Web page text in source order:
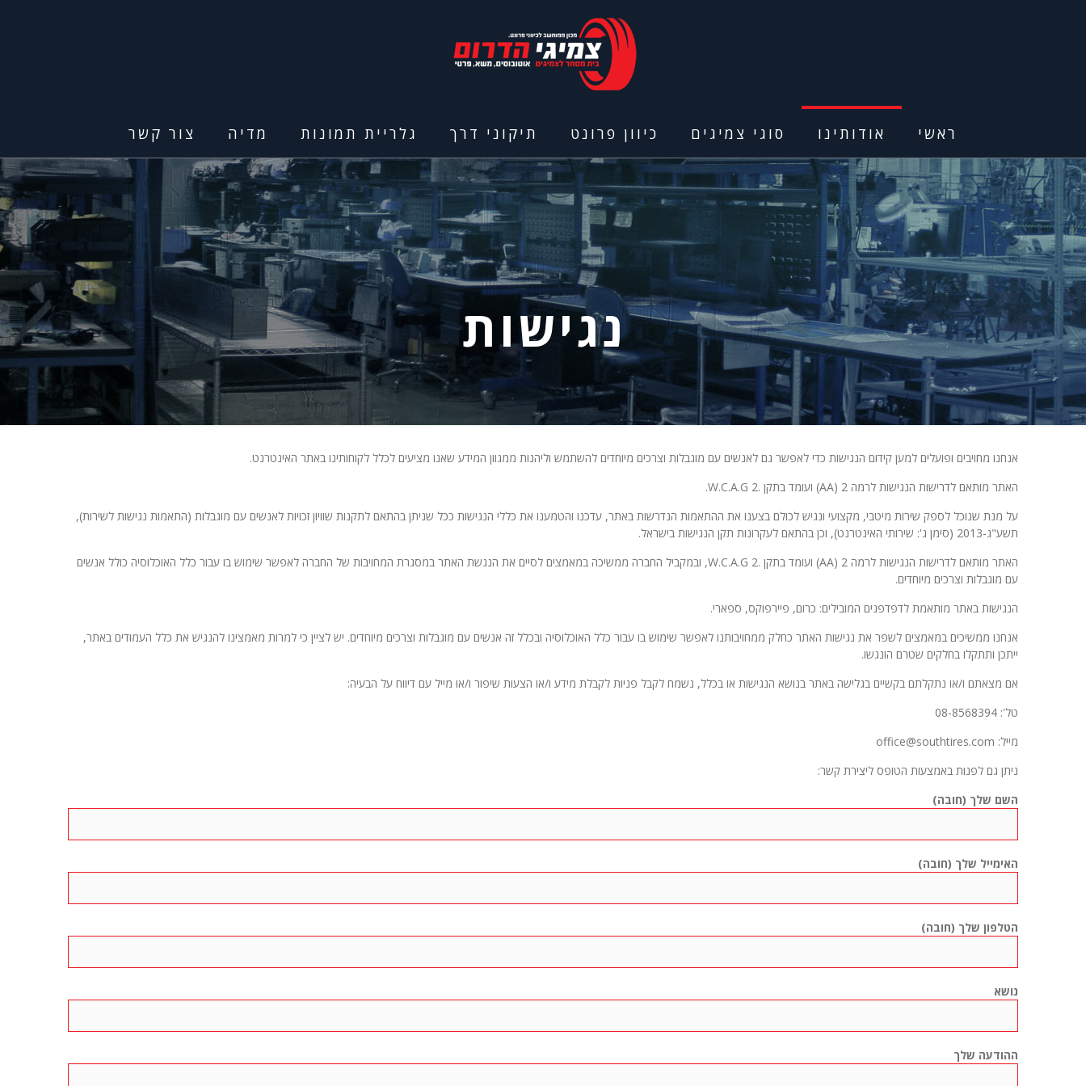
ראשי אודותינו סוגי צמיגים כיוון פרונט תיקוני דרך גלריית תמונות מדיה צור קשר
נגישות
אנחנו מחויבים ופועלים למען קידום הנגישות כדי לאפשר גם לאנשים עם מוגבלות וצרכים מיוחדים להשתמש וליהנות ממגוון המידע שאנו מציעים לכלל לקוחותינו באתר האינטרנט.
האתר מותאם לדרישות הנגישות לרמה 2 (AA) ועומד בתקן .W.C.A.G 2.
על מנת שנוכל לספק שירות מיטבי, מקצועי ונגיש לכולם בצענו את ההתאמות הנדרשות באתר, עדכנו והטמענו את כללי הנגישות ככל שניתן בהתאם לתקנות שוויון זכויות לאנשים עם מוגבלות (התאמות נגישות לשירות),
תשע"ג-2013 (סימן ג': שירותי האינטרנט), וכן בהתאם לעקרונות תקן הנגישות בישראל.
האתר מותאם לדרישות הנגישות לרמה 2 (AA) ועומד בתקן .W.C.A.G 2, ובמקביל החברה ממשיכה במאמצים לסיים את הנגשת האתר במסגרת המחויבות של החברה לאפשר שימוש בו עבור כלל האוכלוסיה כולל אנשים
עם מוגבלות וצרכים מיוחדים.
הנגישות באתר מותאמת לדפדפנים המובילים: כרום, פיירפוקס, ספארי.
אנחנו ממשיכים במאמצים לשפר את נגישות האתר כחלק ממחויבותנו לאפשר שימוש בו עבור כלל האוכלוסיה ובכלל זה אנשים עם מוגבלות וצרכים מיוחדים. יש לציין כי למרות מאמצינו להנגיש את כלל העמודים באתר,
ייתכן ותתקלו בחלקים שטרם הונגשו.
אם מצאתם ו/או נתקלתם בקשיים בגלישה באתר בנושא הנגישות או בכלל, נשמח לקבל פניות לקבלת מידע ו/או הצעות שיפור ו/או מייל עם דיווח על הבעיה:
טל': 08-8568394
מייל: office@southtires.com
ניתן גם לפנות באמצעות הטופס ליצירת קשר:
השם שלך (חובה)
האימייל שלך (חובה)
הטלפון שלך (חובה)
נושא
ההודעה שלך